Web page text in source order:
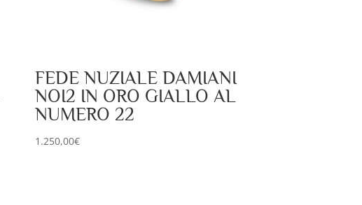
FEDE NUZIALE DAMIANI
NOI2 IN ORO GIALLO AL
NUMERO 22
1.250,00€